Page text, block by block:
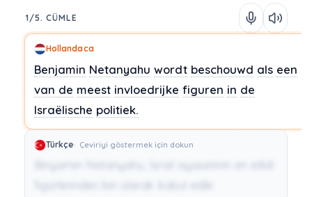
1/5. CÜMLE
Hollandaca
Benjamin Netanyahu wordt beschouwd als een
van de meest invloedrijke figuren in de
Israëlische politiek.
Türkçe Çeviriyi göstermek için dokun
figürlerinden biri olarak kabul edilir.